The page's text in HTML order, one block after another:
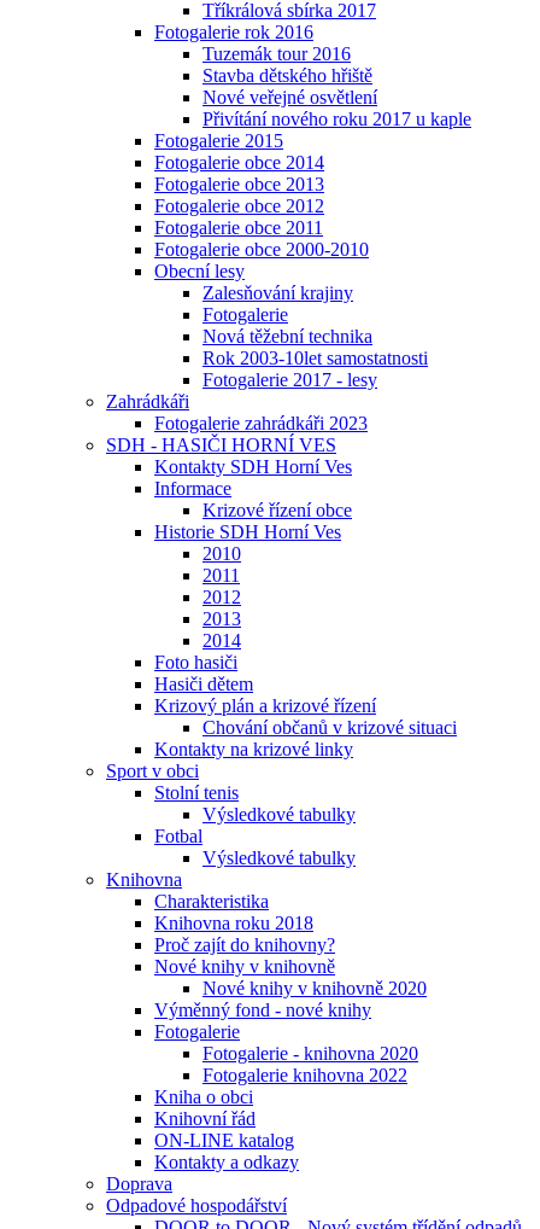
Tříkrálová sbírka 2017
Fotogalerie rok 2016
Tuzemák tour 2016
Stavba dětského hřiště
Nové veřejné osvětlení
Přivítání nového roku 2017 u kaple
Fotogalerie 2015
Fotogalerie obce 2014
Fotogalerie obce 2013
Fotogalerie obce 2012
Fotogalerie obce 2011
Fotogalerie obce 2000-2010
Obecní lesy
Zalesňování krajiny
Fotogalerie
Nová těžební technika
Rok 2003-10let samostatnosti
Fotogalerie 2017 - lesy
Zahrádkáři
Fotogalerie zahrádkáři 2023
SDH - HASIČI HORNÍ VES
Kontakty SDH Horní Ves
Informace
Krizové řízení obce
Historie SDH Horní Ves
2010
2011
2012
2013
2014
Foto hasiči
Hasiči dětem
Krizový plán a krizové řízení
Chování občanů v krizové situaci
Kontakty na krizové linky
Sport v obci
Stolní tenis
Výsledkové tabulky
Fotbal
Výsledkové tabulky
Knihovna
Charakteristika
Knihovna roku 2018
Proč zajít do knihovny?
Nové knihy v knihovně
Nové knihy v knihovně 2020
Výměnný fond - nové knihy
Fotogalerie
Fotogalerie - knihovna 2020
Fotogalerie knihovna 2022
Kniha o obci
Knihovní řád
ON-LINE katalog
Kontakty a odkazy
Doprava
Odpadové hospodářství